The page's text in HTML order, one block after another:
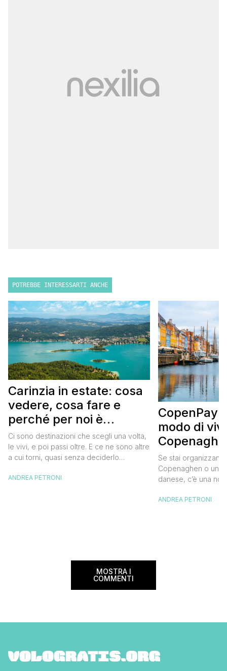
POTREBBE INTERESSARTI ANCHE
Carinzia in estate: cosa
vedere, cosa fare e
perché per noi è
diventata una
destinazione del cuore
Ci sono destinazioni che scegli una volta,
le vivi, e poi passi oltre. E ce ne sono altre
a cui torni, quasi senza deciderlo
richiamarti indietro più che il contrario. Per
ANDREA PETRONI
CopenPay:
modo di
meglio e
meno
Se stai
Copenaghen o un
danese, c’è una
CopenPay ed è
ANDREA PETRONI
MOSTRA I
COMMENTI